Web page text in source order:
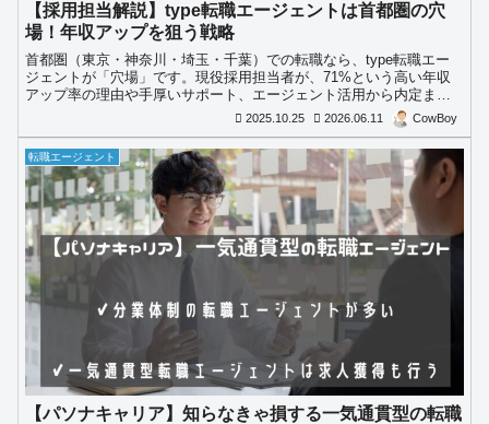
【採用担当解説】type転職エージェントは首都圏の穴
場！年収アップを狙う戦略
首都圏（東京・神奈川・埼玉・千葉）での転職なら、type転職エー
ジェントが「穴場」です。現役採用担当者が、71%という高い年収
アップ率の理由や手厚いサポート、エージェント活用から内定まで
2025.10.25 2026.06.11 CowBoy
転職エージェント
【パソナキャリア】知らなきゃ損する一気通貫型の転職